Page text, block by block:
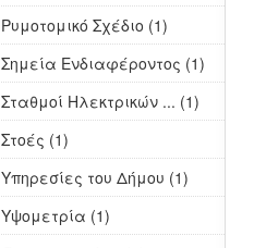
Ρυμοτομικό Σχέδιο (1)
Σημεία Ενδιαφέροντος (1)
Σταθμοί Ηλεκτρικών ... (1)
Στοές (1)
Υπηρεσίες του Δήμου (1)
Υψομετρία (1)